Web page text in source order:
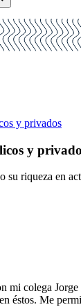
y privados
y
su riqueza en
mi colega
éstos. Me